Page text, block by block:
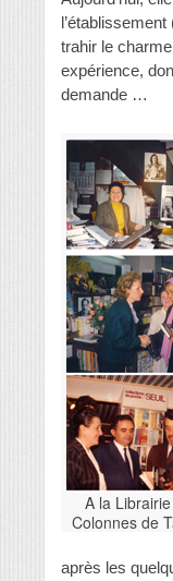
trahir le
expérience,
demande …
A la
Colonnes de
après les